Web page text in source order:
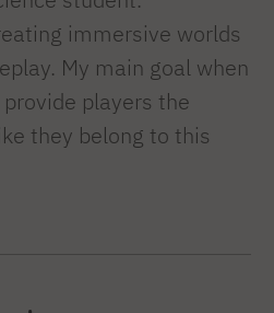
immersive worlds
My main goal when
players the
they belong to this